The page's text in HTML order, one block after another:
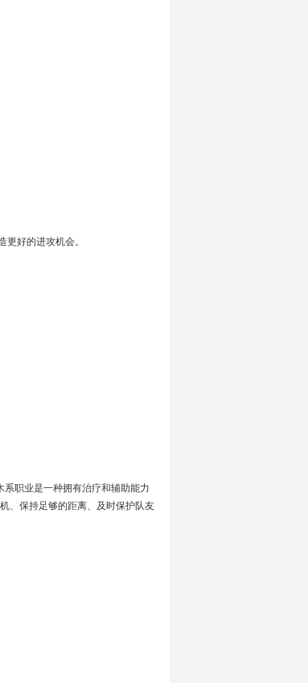
好的进攻机会。
职业是一种拥有治疗和辅助能力
、保持足够的距离、及时保护队友